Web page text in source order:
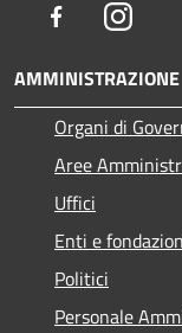
Facebook
AMMINISTRAZIONE
Organi di
Aree
Uffici
Enti e
Politici
Personale